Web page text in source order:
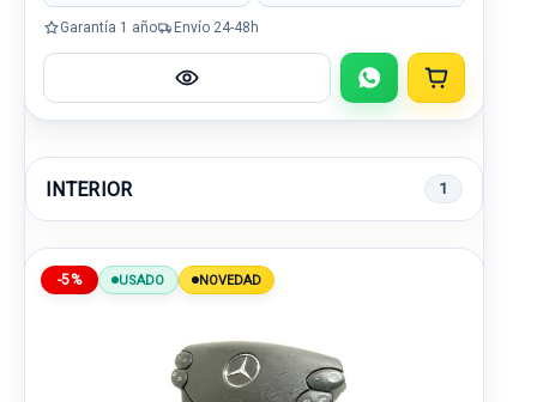
Garantía 1 año Envío 24-48h
INTERIOR 1
-5% USADO NOVEDAD